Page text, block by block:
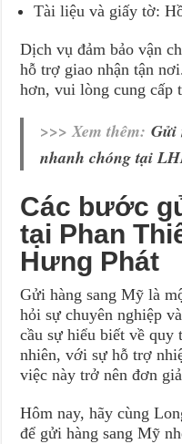
Tài liệu và giấy tờ:
Dịch vụ đảm bảo vận
hỗ trợ giao nhận tận
hơn, vui lòng cung cấp
>>> Xem thêm: Gửi
nhanh chóng tại
Các bước
tại Phan
Hưng Phát
Gửi hàng sang Mỹ là
hỏi sự chuyên nghiệp
cầu sự hiểu biết về quy
nhiên, với sự hỗ trợ
việc này trở nên đơn
Hôm nay, hãy cùng
để gửi hàng sang Mỹ